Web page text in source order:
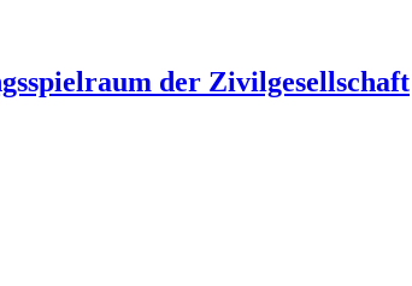
der Zivilgesellschaft